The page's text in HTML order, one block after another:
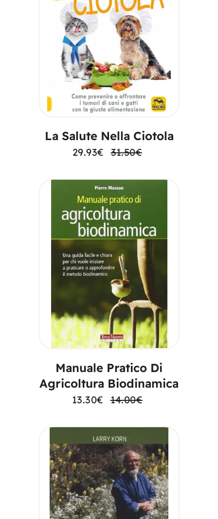
AGGIUNGI AL
CARRELLO
La Salute Nella Ciotola
31.50€
29.93€
LEGGI TUTTO
Manuale Pratico Di
Agricoltura Biodinamica
14.00€
13.30€